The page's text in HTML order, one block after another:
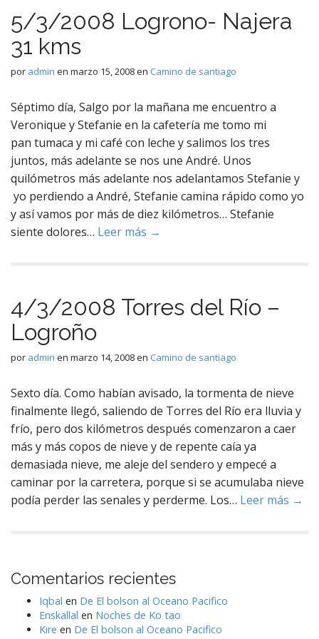
5/3/2008 Logrono- Najera
31 kms
por admin en marzo 15, 2008en Camino de santiago
Séptimo día, Salgo por la mañana me encuentro a
Veronique y Stefanie en la cafetería me tomo mi
pan tumaca y mi café con leche y salimos los tres
juntos, más adelante se nos une André. Unos
quilómetros más adelante nos adelantamos Stefanie y
yo perdiendo a André, Stefanie camina rápido como yo
y así vamos por más de diez kilómetros… Stefanie
siente dolores… Leer más →
4/3/2008 Torres del Río –
Logroño
por admin en marzo 14, 2008en Camino de santiago
Sexto día. Como habían avisado, la tormenta de nieve
finalmente llegó, saliendo de Torres del Río era lluvia y
frío, pero dos kilómetros después comenzaron a caer
más y más copos de nieve y de repente caía ya
demasiada nieve, me aleje del sendero y empecé a
caminar por la carretera, porque si se acumulaba nieve
podía perder las senales y perderme. Los… Leer más →
Comentarios recientes
Iqbal en De El bolson al Oceano Pacifico
Enskallal en Noches de Ko tao
Kire en De El bolson al Oceano Pacifico